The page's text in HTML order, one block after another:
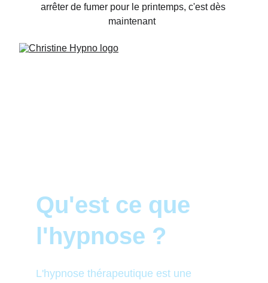
arrêter de fumer pour le printemps, c'est dès
maintenant
Qu'est ce que
l'hypnose ?
L'hypnose thérapeutique est une